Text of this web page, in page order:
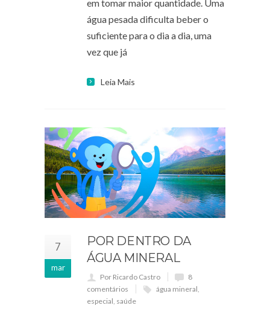
em tomar maior quantidade. Uma
água pesada dificulta beber o
suficiente para o dia a dia, uma
vez que já
Leia Mais
7
mar
POR DENTRO DA
ÁGUA MINERAL
Por Ricardo Castro
8
comentários
água mineral,
especial, saúde